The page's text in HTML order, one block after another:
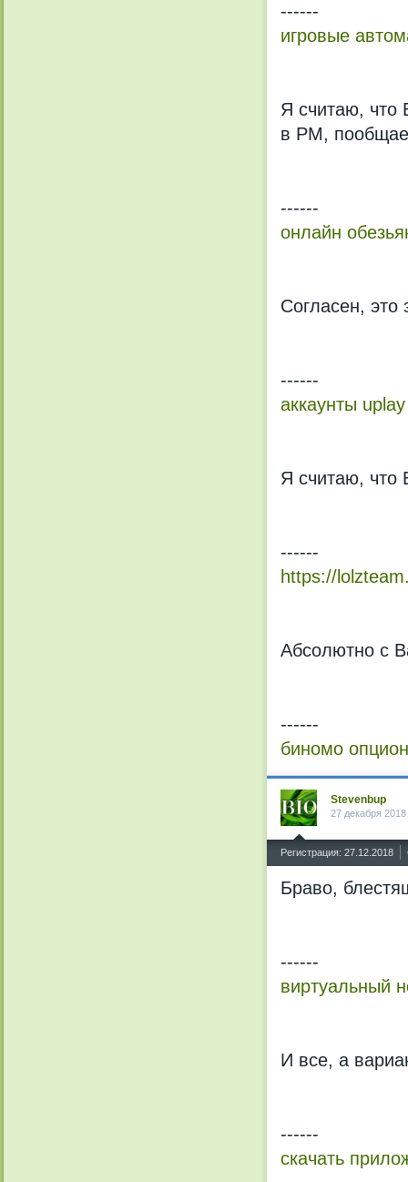
------
игровые
Я считаю, что
в PM,
------
онлайн
Согласен, это
------
аккаунты uplay
Я считаю, что
------
https://
Абсолютно с
------
биномо
Stevenbup
27 декабря
Регистрация: 27.12.2018
Браво,
------
виртуальный
И все, а
------
скачать